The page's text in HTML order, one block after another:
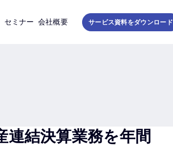
セミナー 会社概要 サービス資料をダウンロード
結決算業務を年間